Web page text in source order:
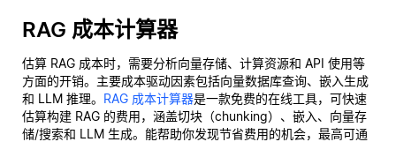
RAG 成本计算器
估算 RAG 成本时，需要分析向量存储、计算资源和 API 使用等
方面的开销。主要成本驱动因素包括向量数据库查询、嵌入生成
和 LLM 推理。 RAG 成本计算器是一款免费的在线工具，可快速
估算构建 RAG 的费用，涵盖切块（chunking）、嵌入、向量存
储/搜索和 LLM 生成。能帮助你发现节省费用的机会，最高可通